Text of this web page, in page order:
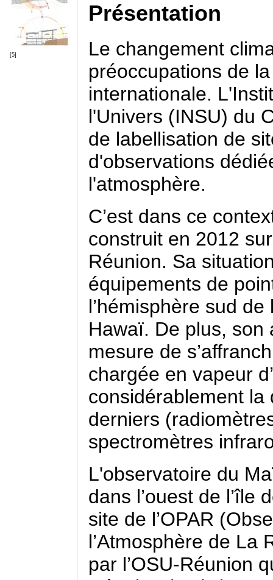
[5]
Présentation
Le changement
préoccupations de
internationale.
l'Univers (INSU) du
de labellisation de
d'observations
l'atmosphère.
C’est dans ce
construit en 2012
Réunion. Sa
équipements de
l’hémisphère sud
Hawaï. De plus, son
mesure de
chargée en vapeur
considérablement la
derniers
spectromètres
L'observatoire du
dans l’ouest de l’île
site de l’OPAR
l’Atmosphère de La
par l’OSU-Réunion